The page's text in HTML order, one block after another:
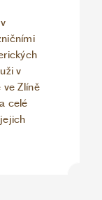
v
ve Zlíně
celé